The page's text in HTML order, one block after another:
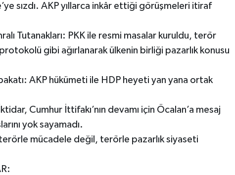
sızdı. AKP yıllarca inkâr ettiği görüşmeleri itiraf
Tutanakları: PKK ile resmi masalar kuruldu, terör
gibi ağırlanarak ülkenin birliği pazarlık konusu
AKP hükümeti ile HDP heyeti yan yana ortak
Cumhur İttifakı’nın devamı için Öcalan’a mesaj
yok sayamadı.
mücadele değil, terörle pazarlık siyaseti